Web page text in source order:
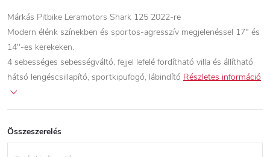
Márkás Pitbike Leramotors Shark 125 2022-re
Modern élénk színekben és sportos-agresszív megjelenéssel 17" és
14"-es kerekeken.
4 sebességes sebességváltó, fejjel lefelé fordítható villa és állítható
hátsó lengéscsillapító, sportkipufogó, lábindító Részletes információ
Összeszerelés